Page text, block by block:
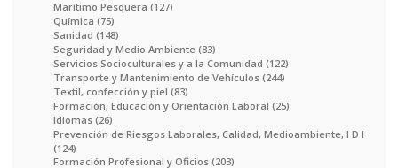
Marítimo Pesquera (127)
Química (75)
Sanidad (148)
Seguridad y Medio Ambiente (83)
Servicios Socioculturales y a la Comunidad (122)
Transporte y Mantenimiento de Vehículos (244)
Textil, confección y piel (83)
Formación, Educación y Orientación Laboral (25)
Idiomas (26)
Prevención de Riesgos Laborales, Calidad, Medioambiente, I D I
(124)
Formación Profesional y Oficios (203)